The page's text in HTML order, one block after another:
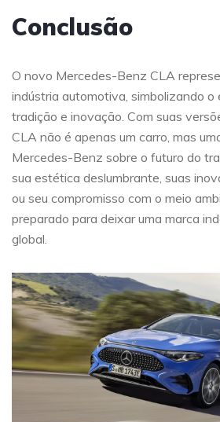
Conclusão
O novo Mercedes-Benz CLA
indústria automotiva, simbolizando o
tradição e inovação. Com suas
CLA não é apenas um carro, mas
Mercedes-Benz sobre o futuro do
sua estética deslumbrante, suas
ou seu compromisso com o meio
preparado para deixar uma marca
global.